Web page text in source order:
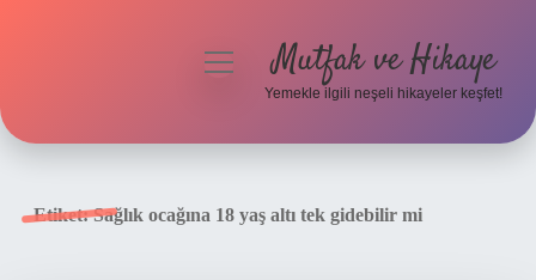
menüyüMutfak ve Hikaye
Yemekle ilgili neşeli hikayeler keşfet!
Etiket:Sağlık ocağına 18 yaş altı tek gidebilir mi